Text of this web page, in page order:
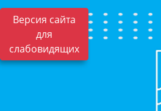
Версия сайта
для
слабовидящих